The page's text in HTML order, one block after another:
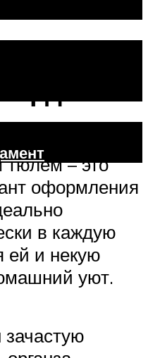
с
тюлем – это
оформления
в каждую
ей и некую
уют.